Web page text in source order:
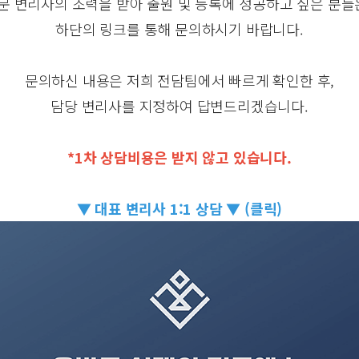
하단의 링크를 통해 문의하시기 바랍니다.
문의하신 내용은 저희 전담팀에서 빠르게 확인한 후,
담당 변리사를 지정하여 답변드리겠습니다.
*1차 상담비용은 받지 않고 있습니다.
▼ 대표 변리사 1:1 상담 ▼ (클릭)